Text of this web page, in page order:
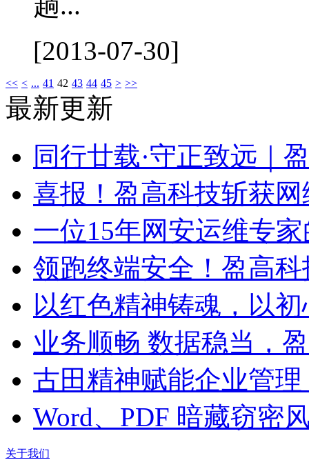
[2013-07-30]
<< < ... 41 42 43 44 45 > >>
最新更新
同行廿载·守正致远｜
喜报！盈高科技斩获
一位15年网安运维专
领跑终端安全！盈高
以红色精神铸魂，以
业务顺畅 数据稳当，
古田精神赋能企业管
Word、PDF 暗藏窃密
关于我们